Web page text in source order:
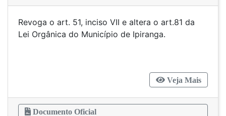
Revoga o art. 51, inciso VII e altera o art.81 da
Lei Orgânica do Município de Ipiranga.
Veja Mais
Documento Oficial